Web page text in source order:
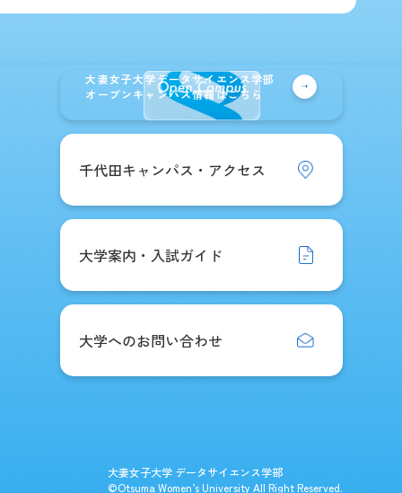
大妻女子大学データサイエンス学部
オープンキャンパス情報はこちら
千代田キャンパス・アクセス
大学案内・入試ガイド
大学へのお問い合わせ
大妻女子大学 データサイエンス学部
©Otsuma Women’s University All Right Reserved.